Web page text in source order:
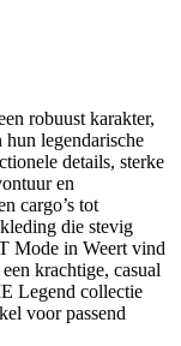
robuust karakter,
legendarische
details, sterke
en
cargo’s tot
die stevig
Mode in Weert vind
krachtige, casual
Legend collectie
voor passend